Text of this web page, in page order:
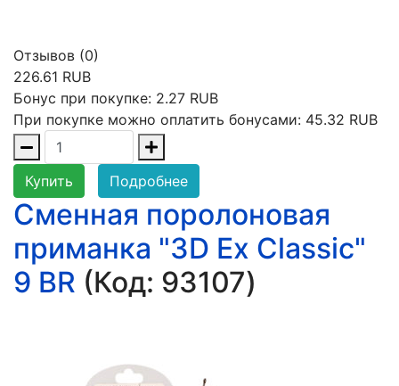
Отзывов (0)
226.61 RUB
Бонус при покупке: 2.27 RUB
При покупке можно оплатить бонусами: 45.32 RUB
Купить Подробнее
Сменная поролоновая
приманка "3D Ex Classic"
9 BR (Код: 93107)